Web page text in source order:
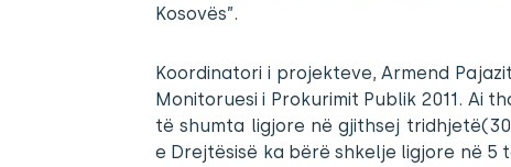
Kosovës”.
Koordinatori i projekteve, Armend
Monitoruesi i Prokurimit Publik 2011. Ai
të shumta ligjore në gjithsej
e Drejtësisë ka bërë shkelje ligjore në 5